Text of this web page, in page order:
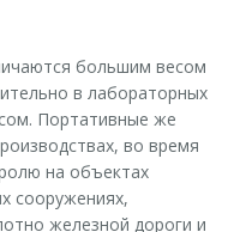
большим весом
в лабораторных
Портативные же
во время
на объектах
сооружениях,
железной дороги и